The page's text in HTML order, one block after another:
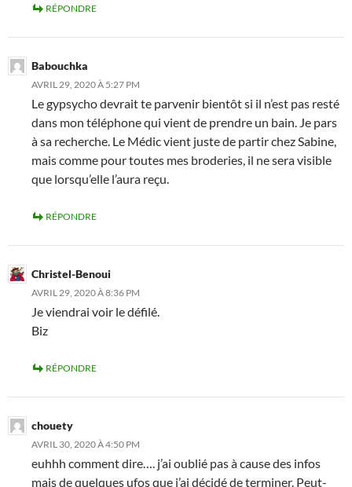
RÉPONDRE
Babouchka
AVRIL 29, 2020 À 5:27 PM
Le gypsycho devrait te parvenir bientôt si il n’est pas resté
dans mon téléphone qui vient de prendre un bain. Je pars
à sa recherche. Le Médic vient juste de partir chez Sabine,
mais comme pour toutes mes broderies, il ne sera visible
que lorsqu’elle l’aura reçu.
RÉPONDRE
Christel-Benoui
AVRIL 29, 2020 À 8:36 PM
Je viendrai voir le défilé.
Biz
RÉPONDRE
chouety
AVRIL 30, 2020 À 4:50 PM
euhhh comment dire…. j’ai oublié pas à cause des infos
mais de quelques ufos que j’ai décidé de terminer. Peut-